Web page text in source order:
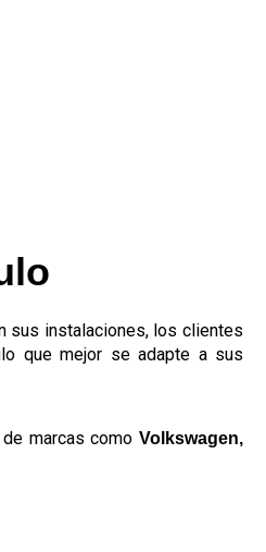
sus instalaciones, los clientes
que mejor se adapte a sus
marcas comoVolkswagen,